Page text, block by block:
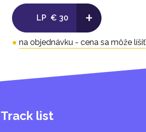
LP € 30 +
● na objednávku - cena sa môže líšiť
Track list